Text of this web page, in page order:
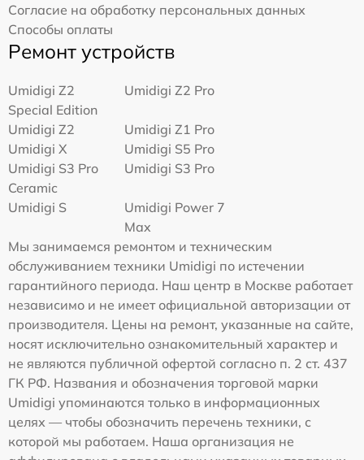
Согласие на обработку персональных данных
Способы оплаты
Ремонт устройств
Umidigi Z2
Special Edition
Umidigi Z2 Pro
Umidigi Z2
Umidigi Z1 Pro
Umidigi X
Umidigi S5 Pro
Umidigi S3 Pro
Ceramic
Umidigi S3 Pro
Umidigi S
Umidigi Power 7
Max
Мы занимаемся ремонтом и техническим
обслуживанием техники Umidigi по истечении
гарантийного периода. Наш центр в Москве работает
независимо и не имеет официальной авторизации от
производителя. Цены на ремонт, указанные на сайте,
носят исключительно ознакомительный характер и
не являются публичной офертой согласно п. 2 ст. 437
ГК РФ. Названия и обозначения торговой марки
Umidigi упоминаются только в информационных
целях — чтобы обозначить перечень техники, с
которой мы работаем. Наша организация не